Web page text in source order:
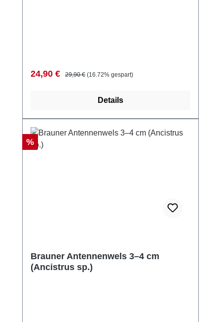
Verkaufspreis:
24,90 € Regulärer Preis:
29,90 € (16.72% gespart)
Details
Rabatt
%
Brauner Antennenwels 3–4 cm
(Ancistrus sp.)